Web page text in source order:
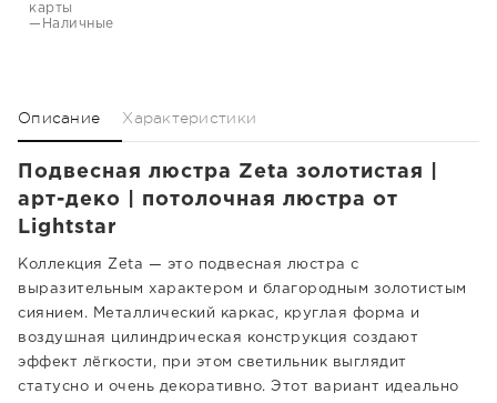
карты
—Наличные
Описание Характеристики
Подвесная люстра Zeta золотистая |
арт-деко | потолочная люстра от
Lightstar
Коллекция Zeta — это подвесная люстра с
выразительным характером и благородным золотистым
сиянием. Металлический каркас, круглая форма и
воздушная цилиндрическая конструкция создают
эффект лёгкости, при этом светильник выглядит
статусно и очень декоративно. Этот вариант идеально